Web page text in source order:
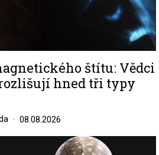
štítu: Vědci
hned tři typy
08.08.2026